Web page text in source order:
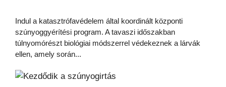
Indul a katasztrófavédelem által koordinált központi
szúnyoggyérítési program. A tavaszi időszakban
túlnyomórészt biológiai módszerrel védekeznek a lárvák
ellen, amely során...